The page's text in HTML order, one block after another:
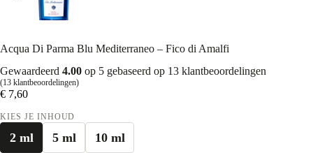
Acqua Di Parma Blu Mediterraneo – Fico di Amalfi
Gewaardeerd 4.00 op 5 gebaseerd op 13 klantbeoordelingen
(13 klantbeoordelingen)
€ 7,60
KIES JE INHOUD
2 ml 5 ml 10 ml